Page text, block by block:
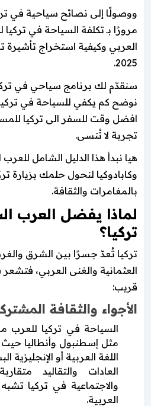
ووصولًا إلى نصائح سياحية في
مرورًا بـ تكلفة السياحة في تركيا
العربي وكيفية استخراج تأشيرة
2025.
سنقدّم لك برنامج سياحي في
نوضح كم يكفي للسياحة في تركيا
افضل وقت للسفر الى تركيا
تجربة لا تُنسى.
هيا نبدأ هذا الدليل الشامل
وكابادوكيا لنحول حلمك بزيارة
بالمغامرات والثقافة.
لماذا يفضل العرب
تركيا؟
تركيا تُعدّ جسرًا بين الشرق
العثمانية والغنى العربي،
قريب:
الأجواء والثقافة
السياحة في تركيا
مثل إسطنبول وأنطاليا
اللغة العربية أو الإنجليزية
العادات والتقاليد
والاجتماعية في تركيا
العربية.